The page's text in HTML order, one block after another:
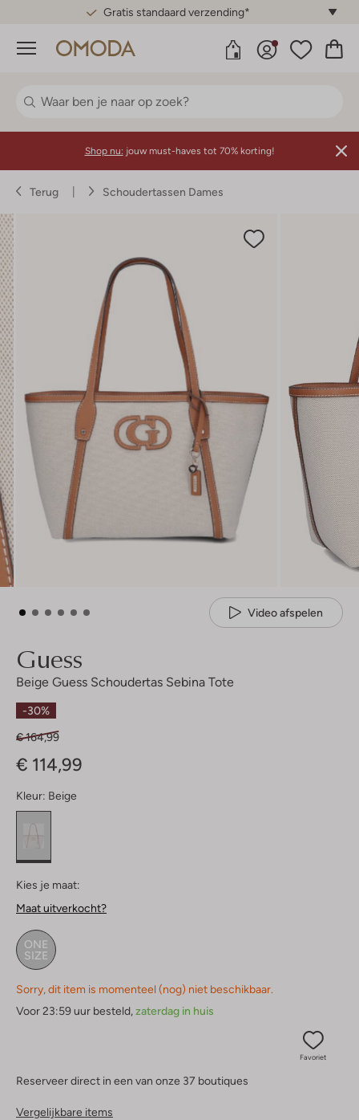
Gratis standaard verzending*
Menu
Shop nu: jouw must-haves tot 70% korting!
Terug Schoudertassen Dames
Video afspelen
Guess
Beige Guess Schoudertas Sebina Tote
-30%
€ 164,99
€ 114,99
Kleur: Beige
Kies je maat:
Maat uitverkocht?
ONE
SIZE
Sorry, dit item is momenteel (nog) niet beschikbaar.
Voor 23:59 uur besteld,zaterdag in huis
Favoriet
Reserveer direct in een van onze 37 boutiques
Vergelijkbare items